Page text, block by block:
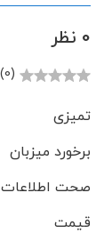
0 نظر
(0)
تمیزی
برخورد میزبان
صحت اطلاعات
قیمت